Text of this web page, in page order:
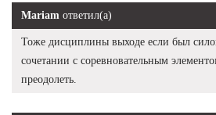
Mariam ответил(а)
Тоже дисциплины выходе если был
сочетании с соревновательным
преодолеть.